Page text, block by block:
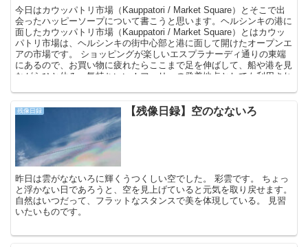
今日はカウッパトリ市場（Kauppatori / Market Square）とそこで出
会ったハッピーソープについて書こうと思います。ヘルシンキの港に
面したカウッパトリ市場（Kauppatori / Market Square）とはカウッ
パトリ市場は、ヘルシンキの街中心部と港に面して開けたオープンエ
アの市場です。 ショッピングが楽しいエスプラナーディ通りの東端
にあるので、お買い物に疲れたらここまで足を伸ばして、船や港を見
ながらひと休み。気持ちいい！フェリーの発着地点としても利用され
さん飛んでました。食べ物、果物・野菜、ハンドクラフト品、土産物
などを扱う屋台が並びます。海風を感じながら屋台で軽く食べ歩きす
るのも楽しい。我々は何も食べなかったけど、「サーモンスープ」や
「トナカイ料理」、「地元のベリー」などがおすすめなんだって😋
残像日録 【残像日録】空のなないろ
昨日は雲がなないろに輝くうつくしい空でした。 彩雲です。 ちょっ
と浮かない日であろうと、空を見上げていると元気を取り戻せます。
自然はいつだって、フラットなスタンスで美を体現している。 見習
いたいものです。